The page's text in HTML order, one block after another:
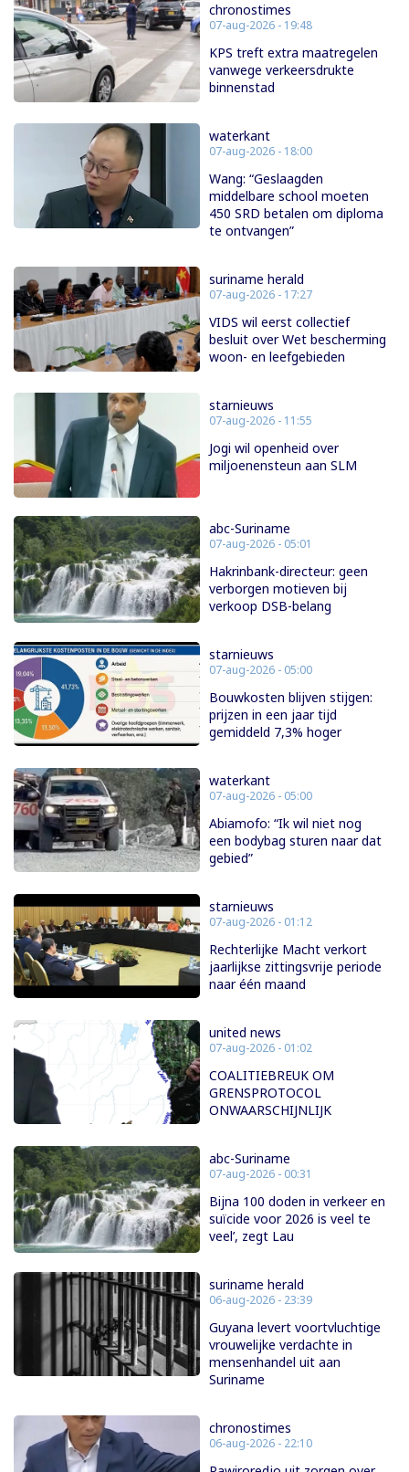
chronostimes
07-aug-2026 - 19:48
KPS treft extra maatregelen
vanwege verkeersdrukte
binnenstad
waterkant
07-aug-2026 - 18:00
Wang: “Geslaagden
middelbare school moeten
450 SRD betalen om diploma
te ontvangen”
suriname herald
07-aug-2026 - 17:27
VIDS wil eerst collectief
besluit over Wet bescherming
woon- en leefgebieden
starnieuws
07-aug-2026 - 11:55
Jogi wil openheid over
miljoenensteun aan SLM
abc-Suriname
07-aug-2026 - 05:01
Hakrinbank-directeur: geen
verborgen motieven bij
verkoop DSB-belang
starnieuws
07-aug-2026 - 05:00
Bouwkosten blijven stijgen:
prijzen in een jaar tijd
gemiddeld 7,3% hoger
waterkant
07-aug-2026 - 05:00
Abiamofo: “Ik wil niet nog
een bodybag sturen naar dat
gebied”
starnieuws
07-aug-2026 - 01:12
Rechterlijke Macht verkort
jaarlijkse zittingsvrije periode
naar één maand
united news
07-aug-2026 - 01:02
COALITIEBREUK OM
GRENSPROTOCOL
ONWAARSCHIJNLIJK
abc-Suriname
07-aug-2026 - 00:31
Bijna 100 doden in verkeer en
suïcide voor 2026 is veel te
veel’, zegt Lau
suriname herald
06-aug-2026 - 23:39
Guyana levert voortvluchtige
vrouwelijke verdachte in
mensenhandel uit aan
Suriname
chronostimes
06-aug-2026 - 22:10